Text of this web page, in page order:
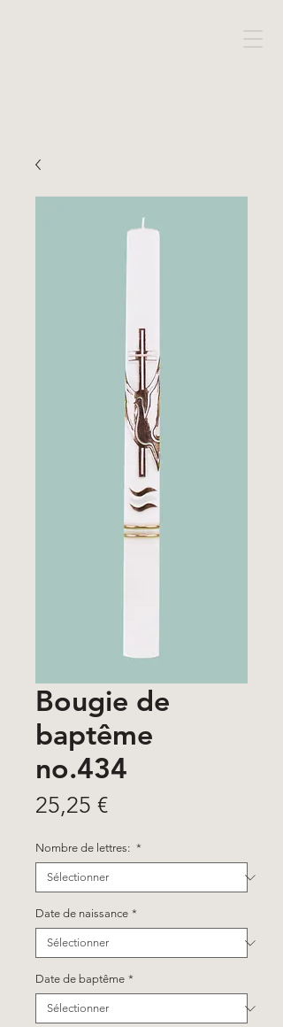
Bougie de
baptême
no.434
25,25 €Prix
Nombre de lettres: *
Date de naissance *
Date de baptême *